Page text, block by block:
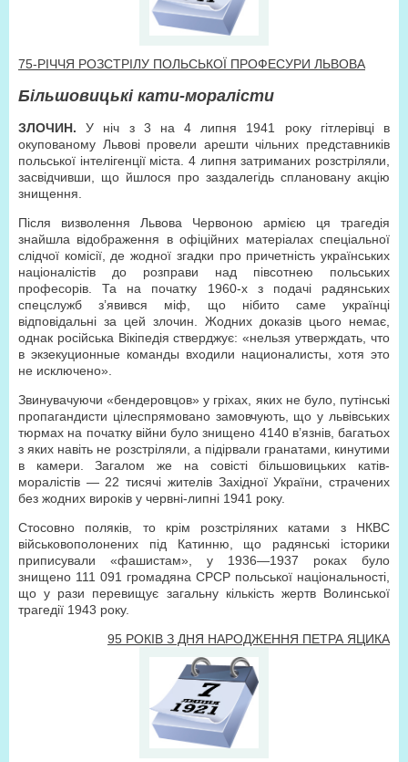
75-РІЧЧЯ РОЗСТРІЛУ ПОЛЬСЬКОЇ ПРОФЕСУРИ ЛЬВОВА
Більшовицькі кати-моралісти
ЗЛОЧИН. У ніч з 3 на 4 липня 1941 року гітлерівці в
окупованому Львові провели арешти чільних представників
польської інтелігенції міста. 4 липня затриманих розстріляли,
засвідчивши, що йшлося про заздалегідь сплановану акцію
знищення.
Після визволення Львова Червоною армією ця трагедія
знайшла відображення в офіційних матеріалах спеціальної
слідчої комісії, де жодної згадки про причетність українських
націоналістів до розправи над півсотнею польських
професорів. Та на початку 1960-х з подачі радянських
спецслужб з’явився міф, що нібито саме українці
відповідальні за цей злочин. Жодних доказів цього немає,
однак російська Вікіпедія стверджує: «нельзя утверждать, что
в экзекуционные команды входили националисты, хотя это
не исключено».
Звинувачуючи «бендеровцов» у гріхах, яких не було, путінські
пропагандисти цілеспрямовано замовчують, що у львівських
тюрмах на початку війни було знищено 4140 в’язнів, багатьох
з яких навіть не розстріляли, а підірвали гранатами, кинутими
в камери. Загалом же на совісті більшовицьких катів-
моралістів — 22 тисячі жителів Західної України, страчених
без жодних вироків у червні-липні 1941 року.
Стосовно поляків, то крім розстріляних катами з НКВС
військовополонених під Катинню, що радянські історики
приписували «фашистам», у 1936—1937 роках було
знищено 111 091 громадяна СРСР польської національності,
що у рази перевищує загальну кількість жертв Волинської
трагедії 1943 року.
95 РОКІВ З ДНЯ НАРОДЖЕННЯ ПЕТРА ЯЦИКА